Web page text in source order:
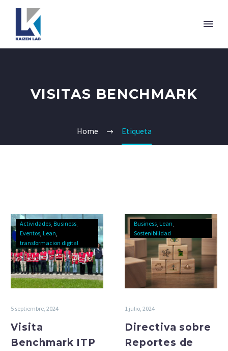
VISITAS BENCHMARK
Home Etiqueta
Actividades Business
Eventos Lean
transformacion digital
5 septiembre, 2024
Visita
Benchmark ITP
Business Lean
Sostenibilidad
1 julio, 2024
Directiva sobre
Reportes de